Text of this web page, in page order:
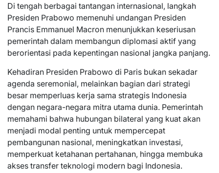
Di tengah berbagai tantangan internasional, langkah
Presiden Prabowo memenuhi undangan Presiden
Prancis Emmanuel Macron menunjukkan keseriusan
pemerintah dalam membangun diplomasi aktif yang
berorientasi pada kepentingan nasional jangka panjang.
Kehadiran Presiden Prabowo di Paris bukan sekadar
agenda seremonial, melainkan bagian dari strategi
besar memperluas kerja sama strategis Indonesia
dengan negara-negara mitra utama dunia. Pemerintah
memahami bahwa hubungan bilateral yang kuat akan
menjadi modal penting untuk mempercepat
pembangunan nasional, meningkatkan investasi,
memperkuat ketahanan pertahanan, hingga membuka
akses transfer teknologi modern bagi Indonesia.